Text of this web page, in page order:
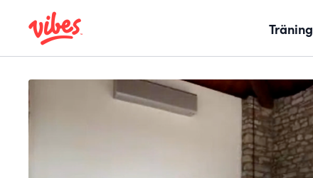
Träning